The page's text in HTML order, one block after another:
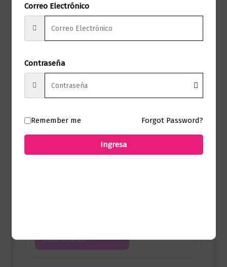
Novela literaria
$75.000,00
Añadir al carrito
Añadir al carrito
Correo Electrónico
Contraseña
Remember me Forgot Password?
Ingresa